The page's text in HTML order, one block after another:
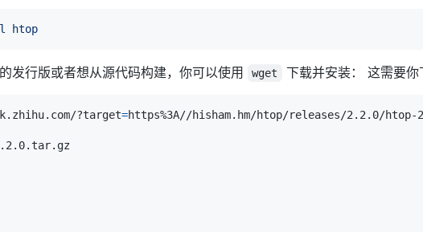
htop
发行版或者想从源代码构建，你可以使用 wget 下载并安装： 这需要你
?target=